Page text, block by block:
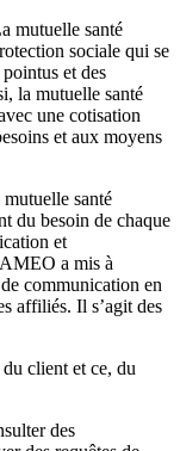
mutuelle santé
sociale qui se
et des
la mutuelle santé
une cotisation
et aux moyens
santé
du besoin de chaque
et
a mis à
communication en
affiliés. Il s’agit des
client et ce, du
des